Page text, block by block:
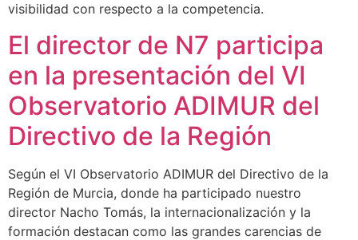
visibilidad con respecto a la competencia.
El director de N7 participa
en la presentación del VI
Observatorio ADIMUR del
Directivo de la Región
Según el VI Observatorio ADIMUR del Directivo de la
Región de Murcia, donde ha participado nuestro
director Nacho Tomás, la internacionalización y la
formación destacan como las grandes carencias de